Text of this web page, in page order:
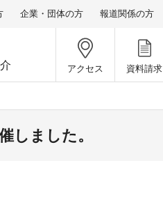
企業・団体の方 報道関係の方
アクセス 資料請求
しました。